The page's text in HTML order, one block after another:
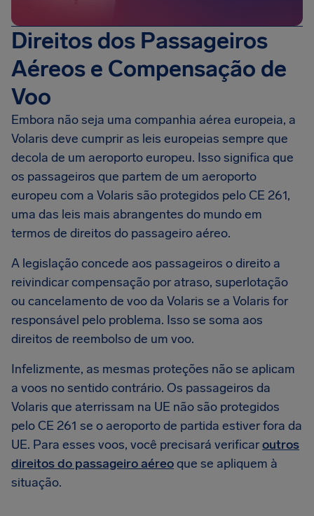
Direitos dos Passageiros
Aéreos e Compensação de
Voo
Embora não seja uma companhia aérea europeia, a
Volaris deve cumprir as leis europeias sempre que
decola de um aeroporto europeu. Isso significa que
os passageiros que partem de um aeroporto
europeu com a Volaris são protegidos pelo CE 261,
uma das leis mais abrangentes do mundo em
termos de direitos do passageiro aéreo.
A legislação concede aos passageiros o direito a
reivindicar compensação por atraso, superlotação
ou cancelamento de voo da Volaris se a Volaris for
responsável pelo problema. Isso se soma aos
direitos de reembolso de um voo.
Infelizmente, as mesmas proteções não se aplicam
a voos no sentido contrário. Os passageiros da
Volaris que aterrissam na UE não são protegidos
pelo CE 261 se o aeroporto de partida estiver fora da
UE. Para esses voos, você precisará verificaroutros
direitos do passageiro aéreoque se apliquem à
situação.